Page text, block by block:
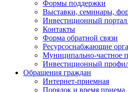
Формы поддержки
Выставки, семинары,
Инвестиционный портал
Контакты
Форма обратной связи
Ресурсоснабжающие
Муниципально-частное
Инвестиционный
Обращения граждан
Интернет-приемная
Порядок и время приема